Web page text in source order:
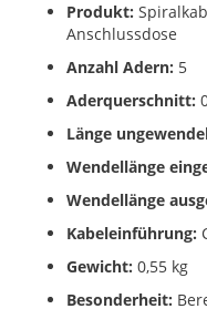
Produkt:
Anschlussdose
Anzahl Adern: 5
Aderquerschnitt:
Länge
Wendellänge
Wendellänge
Kabeleinführung:
Gewicht: 0,55 kg
Besonderheit: